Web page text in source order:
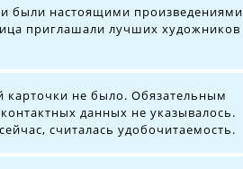
и были настоящими произведениями
приглашали лучших художников
не было. Обязательным
данных не указывалось.
считалась удобочитаемость.